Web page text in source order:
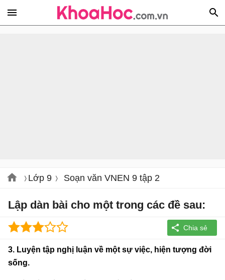
Lớp 9 Soạn văn VNEN 9 tập 2
Lập dàn bài cho một trong các đề sau:
3. Luyện tập nghị luận về một sự việc, hiện tượng đời
sống.